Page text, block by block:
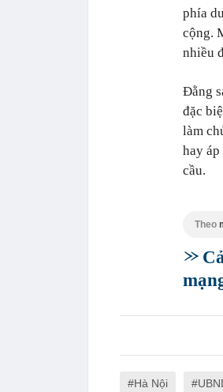
phía
cộng.
nhiều
Đằng
đặc
làm
hay
cầu.
Theo
Hà Nội